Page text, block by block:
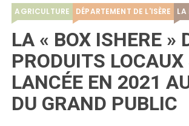
AGRICULTURE DÉPARTEMENT DE L'ISÈRE LA
LA « BOX ISHERE »
PRODUITS
LANCÉE EN 2021
DU GRAND PUBLIC